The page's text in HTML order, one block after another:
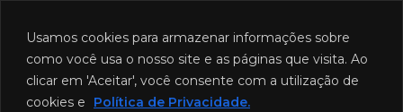
Usamos cookies para armazenar informações sobre
como você usa o nosso site e as páginas que visita. Ao
clicar em 'Aceitar', você consente com a utilização de
cookies e
Política de Privacidade.